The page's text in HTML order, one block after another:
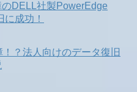
DELL社製PowerEdge
成功！
？法人向けのデータ復旧